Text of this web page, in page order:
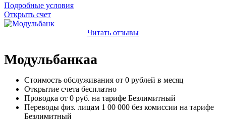
Подробные условия
Открыть счет
Читать отзывы
Модульбанкаа
Стоимость обслуживания от 0 рублей в месяц
Открытие счета бесплатно
Проводка от 0 руб. на тарифе Безлимитный
Переводы физ. лицам 1 00 000 без комиссии на тарифе
Безлимитный